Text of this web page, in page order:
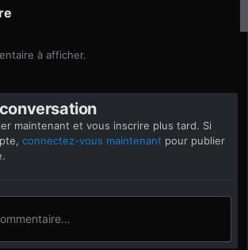
à afficher.
maintenant et vous inscrire plus tard. Si
connectez-vous maintenant pour publier